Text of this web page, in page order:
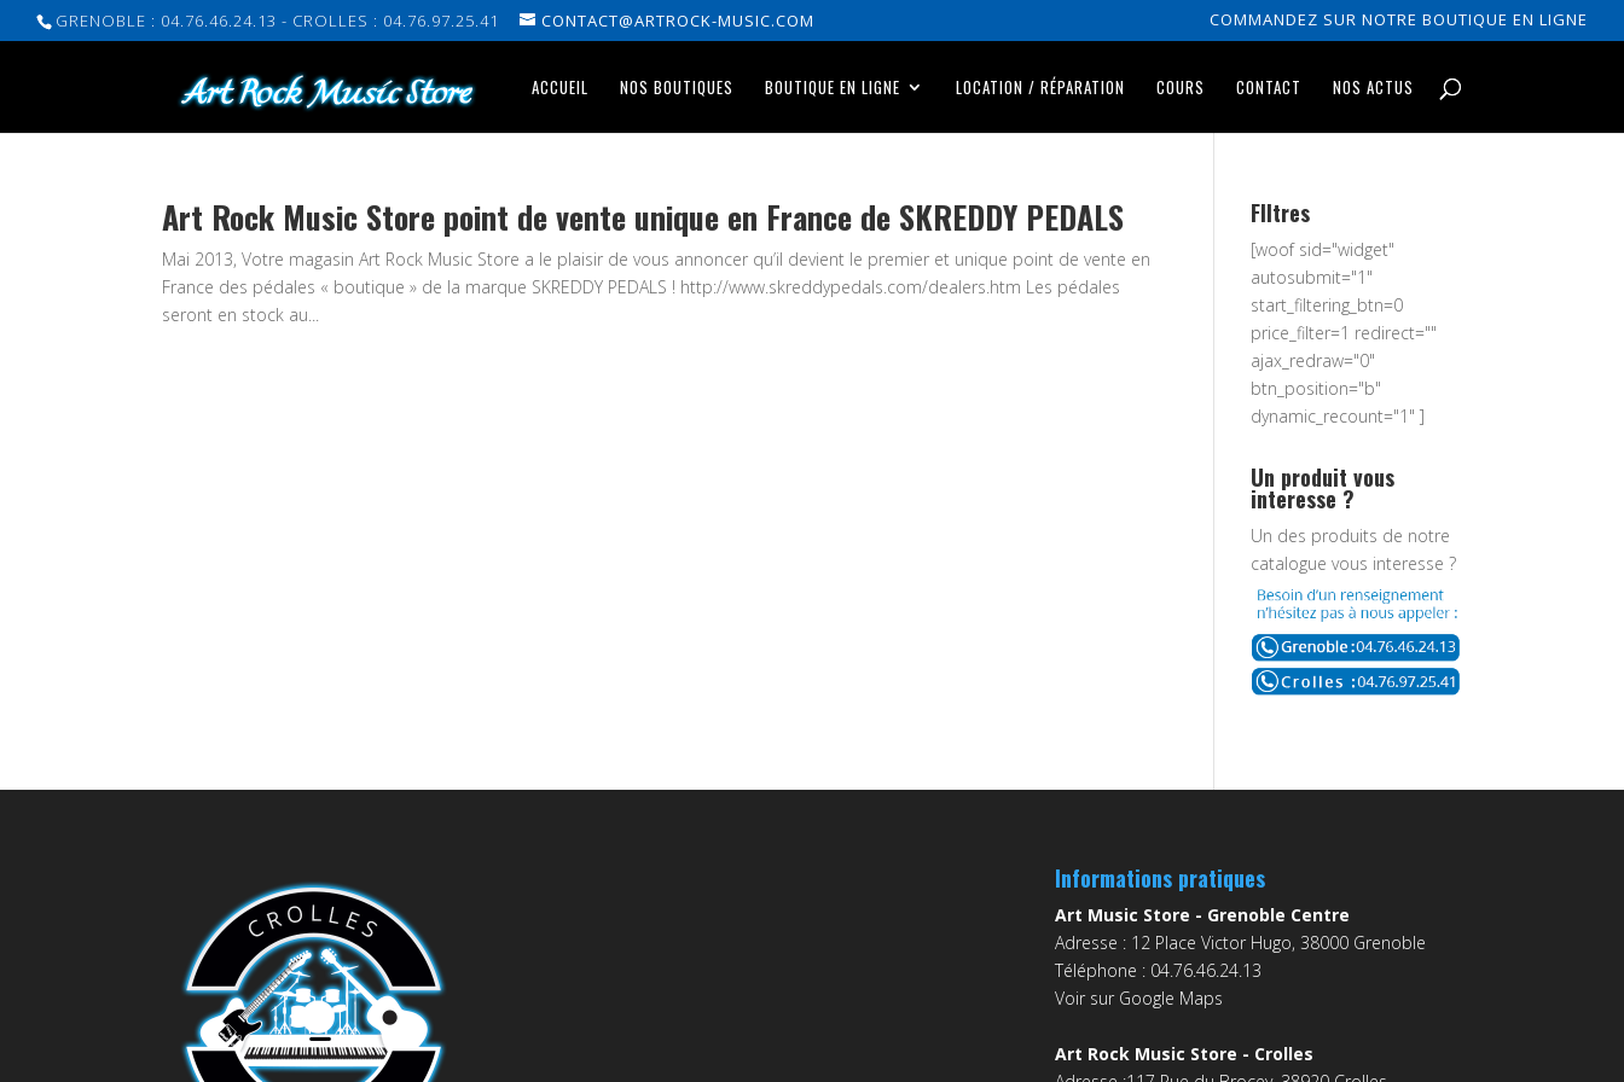
GRENOBLE : 04.76.46.24.13 - CROLLES : 04.76.97.25.41 CONTACT@ARTROCK-MUSIC.COM COMMANDEZ SUR NOTRE BOUTIQUE EN LIGNE
ACCUEIL NOS BOUTIQUES BOUTIQUE EN LIGNE LOCATION / RÉPARATION COURS CONTACT NOS ACTUS
Art Rock Music Store point de vente unique en France de SKREDDY PEDALS
Mai 2013, Votre magasin Art Rock Music Store a le plaisir de vous annoncer qu’il devient le premier et unique point de vente en
France des pédales « boutique » de la marque SKREDDY PEDALS ! http://www.skreddypedals.com/dealers.htm Les pédales
seront en stock au...
FIltres
[woof sid="widget"
autosubmit="1"
start_filtering_btn=0
price_filter=1 redirect=""
ajax_redraw="0"
btn_position="b"
dynamic_recount="1" ]
Un produit vous
interesse ?
Un des produits de notre
catalogue vous interesse ?
Informations pratiques
Art Music Store - Grenoble Centre
Adresse : 12 Place Victor Hugo, 38000 Grenoble
Téléphone : 04.76.46.24.13
Voir sur Google Maps
Art Rock Music Store - Crolles